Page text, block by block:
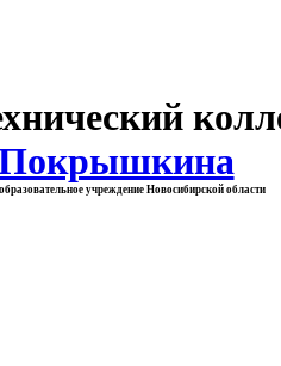
учреждение Новосибирской области